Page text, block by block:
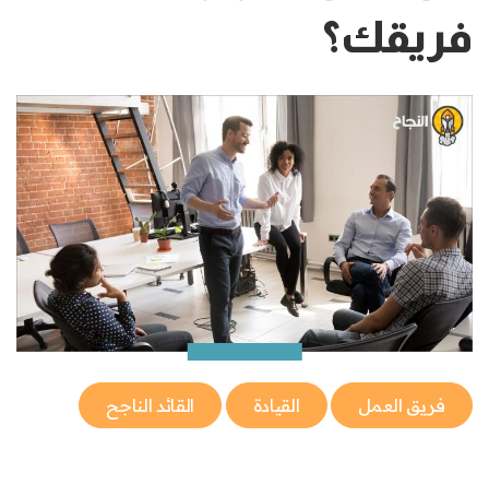
فريقك؟
فريق العمل القيادة القائد الناجح